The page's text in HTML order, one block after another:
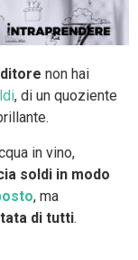
non hai
, di un quoziente
in vino,
soldi in modo
, ma
di tutti.